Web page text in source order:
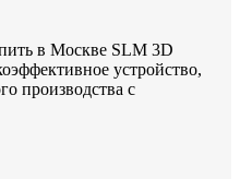
в Москве SLM 3D
устройство,
производства с